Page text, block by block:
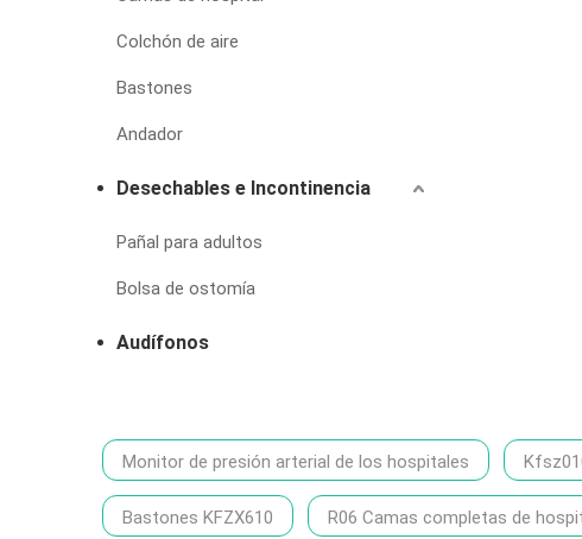
Colchón de aire
Bastones
Andador
Desechables e Incontinencia
Pañal para adultos
Bolsa de ostomía
Audífonos
Monitor de presión arterial de los hospitales
Bastones KFZX610 R06 Camas completas de